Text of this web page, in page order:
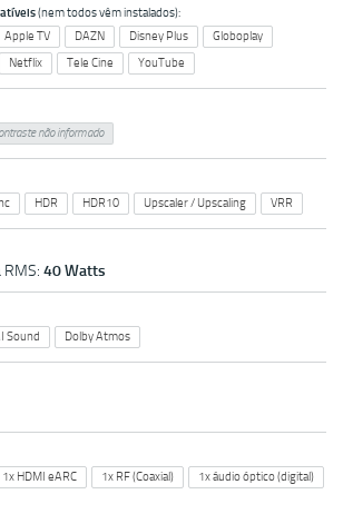
(nem todos vêm instalados):
Apple TV DAZN Disney Plus
Globoplay
Netflix Tele Cine YouTube
não informado
HDR HDR10 Upscaler / Upscaling VRR
RMS: 40 Watts
Sound Dolby Atmos
1x HDMI eARC 1x RF (Coaxial)
1x áudio óptico (digital)